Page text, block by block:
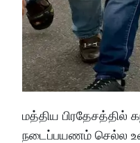
மத்திய பிரதேசத்தில்
நடைப்பயணம் செல்ல